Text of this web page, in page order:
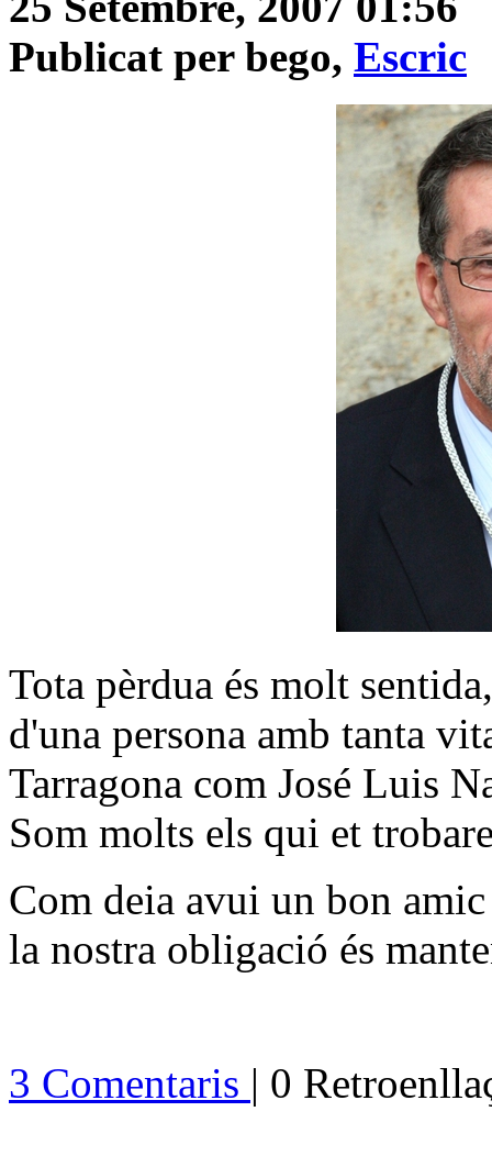
Publicat per bego, Escric
Tota pèrdua és molt
d'una persona amb tanta
Tarragona com José Luis
Som molts els qui et
Com deia avui un bon
la nostra obligació és
3 Comentaris | 0